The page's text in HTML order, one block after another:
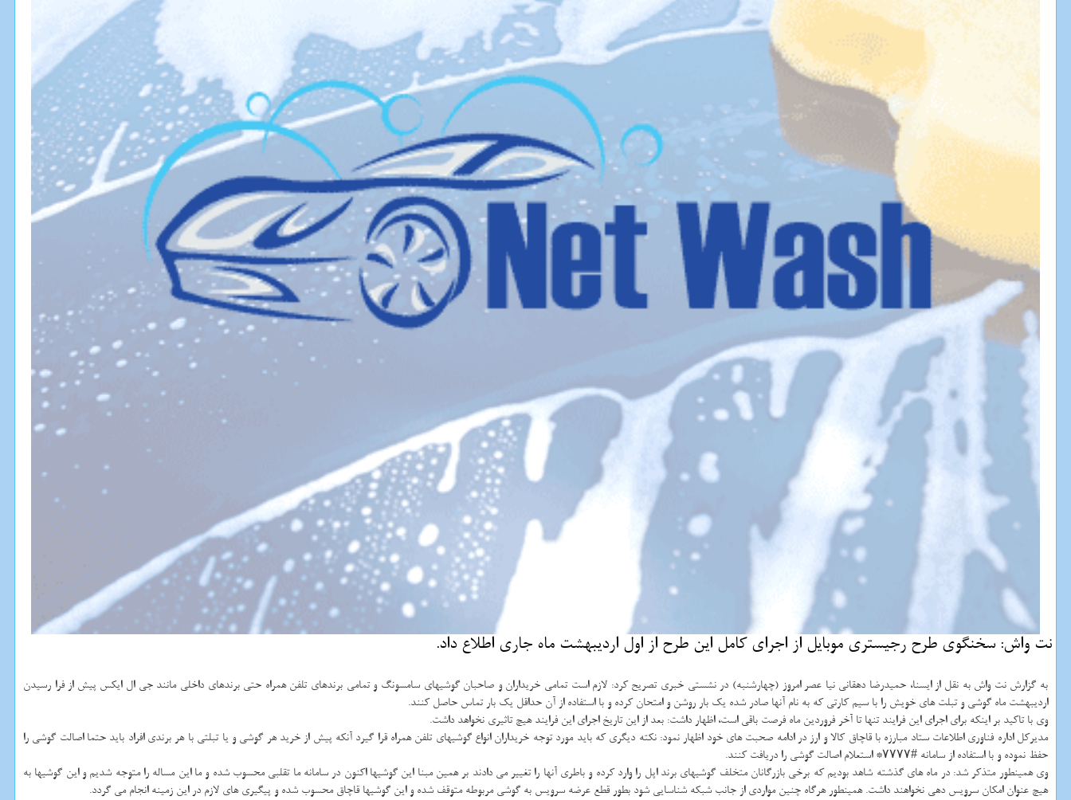
نت واش: سخنگوی طرح رجیستری موبایل از اجرای كامل این طرح از اول اردیبهشت ماه جاری اطلاع داد.
به گزارش نت واش به نقل از ایسنا، حمیدرضا دهقانی نیا عصر امروز (چهارشنبه) در نشستی خبری تصریح كرد: لازم است تمامی خریداران و صاحبان گوشیهای سامسونگ و تمامی برندهای تلفن همراه حتی برندهای داخلی مانند جی ال ایكس پیش از فرا رسیدن
اردیبهشت ماه گوشی و تبلت های خویش را با سیم كارتی كه به نام آنها صادر شده یك بار روشن و امتحان كرده و با استفاده از آن حداقل یك بار تماس حاصل كنند.
وی با تاكید بر اینكه برای اجرای این فرایند تنها تا آخر فروردین ماه فرصت باقی است، اظهار داشت: بعد از این تاریخ اجرای این فرایند هیچ تاثیری نخواهد داشت.
مدیركل اداره فناوری اطلاعات ستاد مبارزه با قاچاق كالا و ارز در ادامه صحبت های خود اظهار نمود: نكته دیگری كه باید مورد توجه خریداران انواع گوشیهای تلفن همراه قرا گیرد آنكه پیش از خرید هر گوشی و یا تبلتی با هر برندی افراد باید حتما اصالت گوشی را
حفظ نموده و با استفاده از سامانه #۷۷۷۷* استعلام اصالت گوشی را دریافت كنند.
وی همینطور متذكر شد: در ماه های گذشته شاهد بودیم كه برخی بازرگانان متخلف گوشیهای برند اپل را وارد كرده و باطری آنها را تغییر می دادند بر همین مبنا این گوشیها اكنون در سامانه ما تقلبی محسوب شده و ما این مساله را متوجه شدیم و این گوشیها به
هیچ عنوان امكان سرویس دهی نخواهند داشت. همینطور هرگاه چنین مواردی از جانب شبكه شناسایی شود بطور قطع عرضه سرویس به گوشی مربوطه متوقف شده و این گوشیها قاچاق محسوب شده و پیگیری های لازم در این زمینه انجام می گردد.